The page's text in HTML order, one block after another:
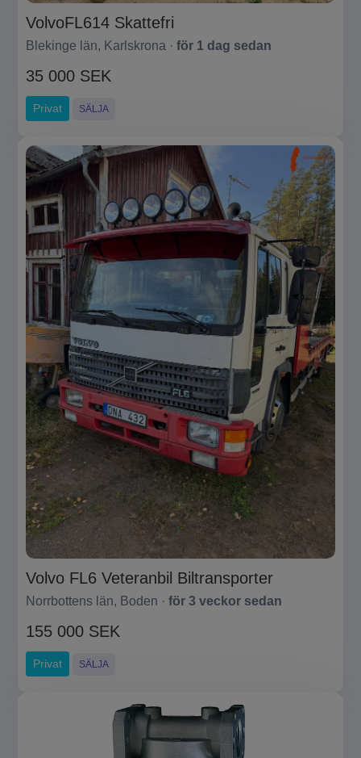
VolvoFL614 Skattefri
Blekinge län, Karlskrona · för 1 dag sedan
35 000 SEK
Privat SÄLJA
Volvo FL6 Veteranbil Biltransporter
Norrbottens län, Boden · för 3 veckor sedan
155 000 SEK
Privat SÄLJA